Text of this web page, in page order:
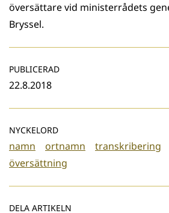
översättare vid ministerrådets
Bryssel.
PUBLICERAD
22.8.2018
NYCKELORD
namn ortnamn transkribering
översättning
DELA ARTIKELN